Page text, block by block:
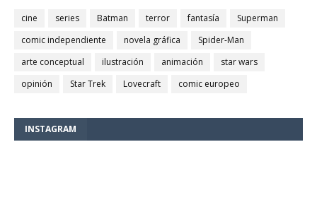
cine series Batman terror fantasía
Superman
comic independiente
novela gráfica
Spider-Man
arte conceptual
ilustración animación
star wars
opinión
Star Trek Lovecraft comic europeo
INSTAGRAM